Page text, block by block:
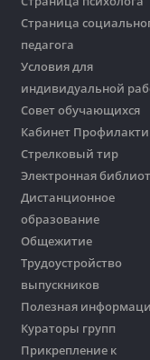
Страница
педагога
Условия для
индивидуальной
Совет обучающихся
Кабинет
Стрелковый тир
Электронная
Дистанционное
образование
Общежитие
Трудоустройство
выпускников
Полезная
Кураторы групп
Прикрепление к